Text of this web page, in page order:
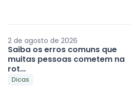
2 de agosto de 2026
Saiba os erros comuns que
muitas pessoas cometem na
rot...
Dicas